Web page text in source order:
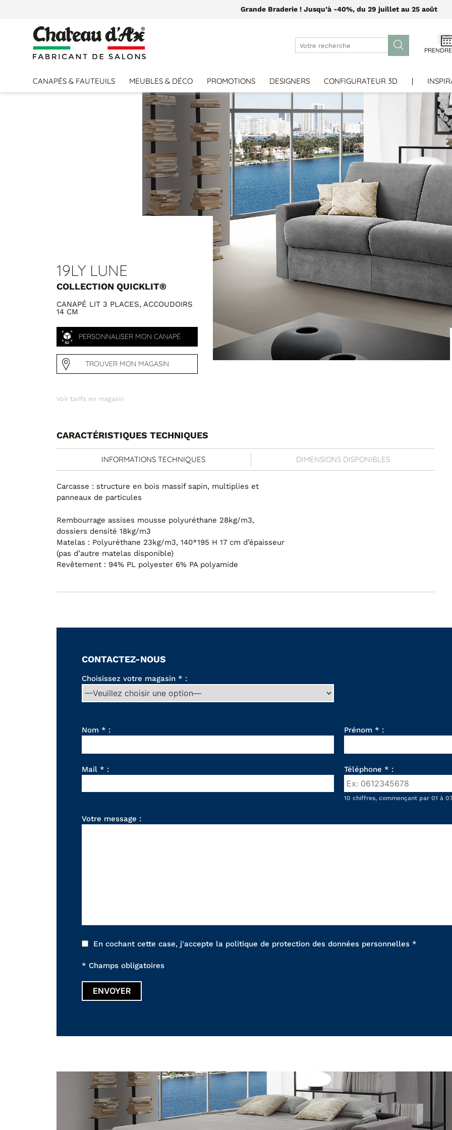
Grande Braderie ! Jusqu’à -40%, du 29 juillet au 25 août
CANAPÉS & FAUTEUILS MEUBLES & DÉCO PROMOTIONS DESIGNERS CONFIGURATEUR 3D |
19LY LUNE
COLLECTION QUICKLIT®
CANAPÉ LIT 3 PLACES, ACCOUDOIRS
14 CM
PERSONNALISER MON CANAPÉ
PERSONNALISER VOTRE CANAPÉ
MODÈLE
TROUVER MON MAGASIN
Voir tarifs en magasin
CARACTÉRISTIQUES TECHNIQUES
INFORMATIONS TECHNIQUES
Carcasse : structure en bois massif sapin, multiplies et
panneaux de particules
Rembourrage assises mousse polyuréthane 28kg/m3,
dossiers densité 18kg/m3
Matelas : Polyuréthane 23kg/m3, 140*195 H 17 cm d’épaisseur
(pas d’autre matelas disponible)
Revêtement : 94% PL polyester 6% PA polyamide
DIMENSIONS DISPONIBLES
CONTACTEZ-NOUS
Choisissez votre magasin * :
Nom * : Prénom * :
Mail * : Téléphone * :
10 chiffres, commençant par 01 à
Votre message :
En cochant cette case, j'accepte la politique de protection des données personnelles *
* Champs obligatoires